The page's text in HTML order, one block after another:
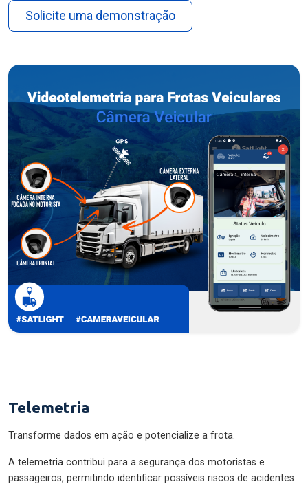
Solicite uma demonstração
Telemetria
Transforme dados em ação e potencialize a frota.
A telemetria contribui para a segurança dos motoristas e
passageiros, permitindo identificar possíveis riscos de acidentes